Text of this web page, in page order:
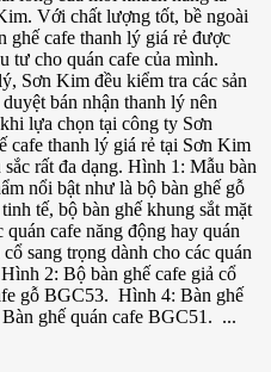
Với chất lượng tốt, bề ngoài
ghế cafe thanh lý giá rẻ được
tư cho quán cafe của mình.
Sơn Kim đều kiểm tra các sản
bán nhận thanh lý nên
lựa chọn tại công ty Sơn
cafe thanh lý giá rẻ tại Sơn Kim
rất đa dạng. Hình 1: Mẫu bàn
nổi bật như là bộ bàn ghế gỗ
tế, bộ bàn ghế khung sắt mặt
cafe năng động hay quán
sang trọng dành cho các quán
2: Bộ bàn ghế cafe giả cổ
gỗ BGC53. Hình 4: Bàn ghế
ghế quán cafe BGC51. ...